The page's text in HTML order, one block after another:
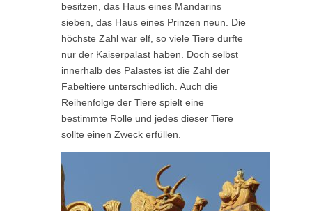
besitzen, das Haus eines Mandarins
sieben, das Haus eines Prinzen neun. Die
höchste Zahl war elf, so viele Tiere durfte
nur der Kaiserpalast haben. Doch selbst
innerhalb des Palastes ist die Zahl der
Fabeltiere unterschiedlich. Auch die
Reihenfolge der Tiere spielt eine
bestimmte Rolle und jedes dieser Tiere
sollte einen Zweck erfüllen.